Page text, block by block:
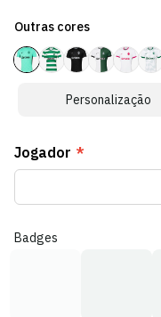
venda
Outras cores
Personalização
Jogador *
Badges